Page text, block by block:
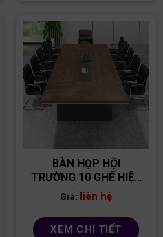
BÀN HỌP HỘI
TRƯỜNG 10 GHẾ HIỆN
ĐẠI GỖ MDF BH03
Giá: liên hệ
XEM CHI TIẾT